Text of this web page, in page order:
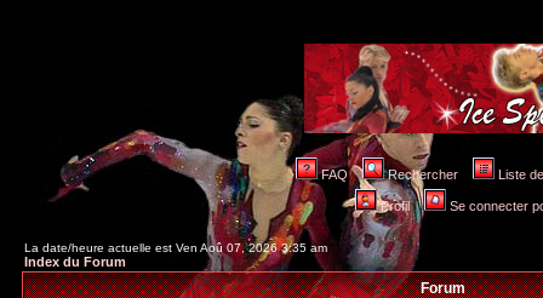
FAQ Rechercher Liste
Profil Se connecter
La date/heure actuelle est Ven Aoû 07, 2026 3:35 am
Index du Forum
Forum